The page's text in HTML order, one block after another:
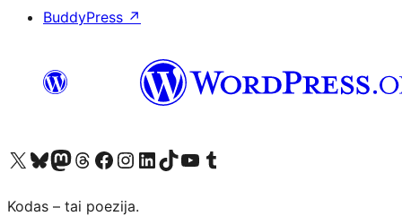
BuddyPress ↗
Visit our X (formerly Twitter) account
Apsilankykite mūsų Bluesky paskyroje
Visit our Mastodon account
Apsilankykite mūsų Threads paskyroje
Visit our Facebook page
Visit our Instagram account
Visit our LinkedIn account
Apsilankykite mūsų TikTok paskyroje
Visit our YouTube channel
Apsilankykite mūsų Tumblr paskyroje
Kodas – tai poezija.